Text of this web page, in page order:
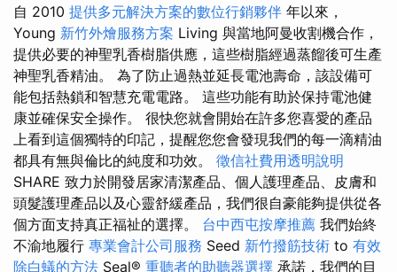
自 2010 提供多元解決方案的數位行銷夥伴 年以來，
Young 新竹外燴服務方案 Living 與當地阿曼收割機合作，
提供必要的神聖乳香樹脂供應，這些樹脂經過蒸餾後可生產
神聖乳香精油。 為了防止過熱並延長電池壽命，該設備可
能包括熱鎖和智慧充電電路。 這些功能有助於保持電池健
康並確保安全操作。 很快您就會開始在許多您喜愛的產品
上看到這個獨特的印記，提醒您您會發現我們的每一滴精油
都具有無與倫比的純度和功效。 徵信社費用透明說明
SHARE 致力於開發居家清潔產品、個人護理產品、皮膚和
頭髮護理產品以及心靈舒緩產品，我們很自豪能夠提供從各
個方面支持真正福祉的選擇。 台中西屯按摩推薦 我們始終
不渝地履行 專業會計公司服務 Seed 新竹撥筋技術 to 有效
除白蟻的方法 Seal® 重聽者的助聽器選擇 承諾，我們的目